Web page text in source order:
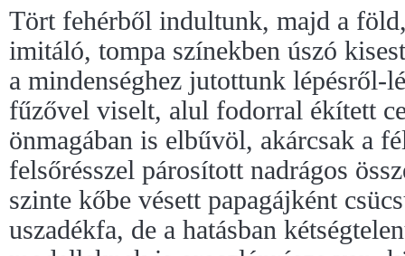
Tört fehérből indultunk, majd a
imitáló, tompa színekben úszó
a mindenséghez jutottunk lépésről-
fűzővel viselt, alul fodorral ékített
önmagában is elbűvöl, akárcsak a
felsőrésszel párosított nadrágos
szinte kőbe vésett papagájként
uszadékfa, de a hatásban